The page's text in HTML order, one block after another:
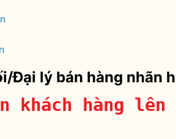
Đại lý bán hàng nhãn
hàng lên